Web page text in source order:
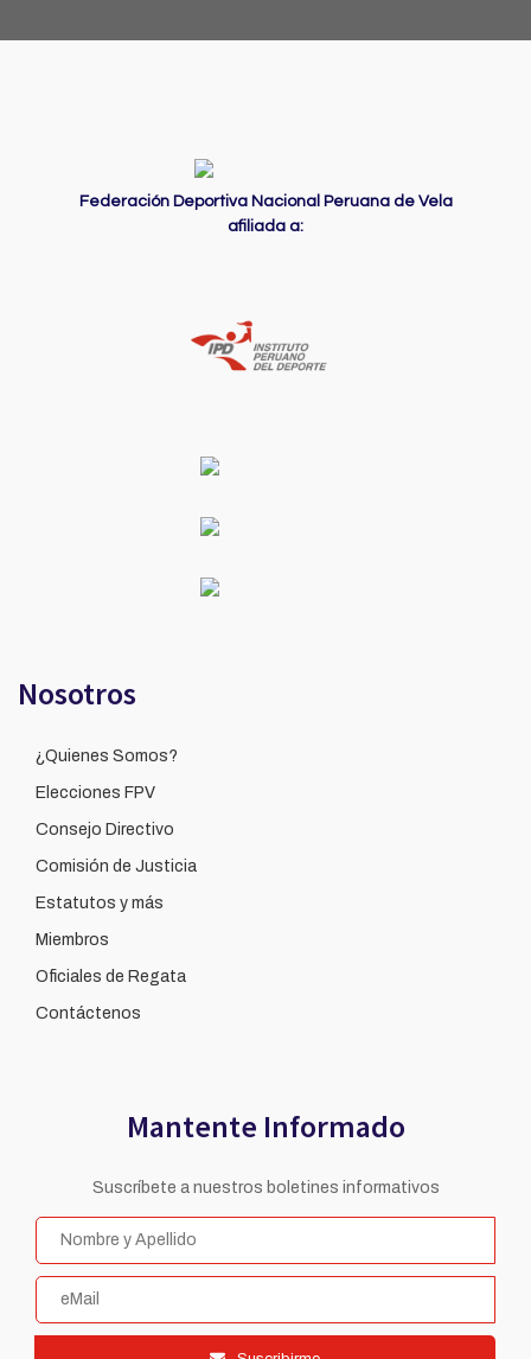
Federación Deportiva Nacional Peruana de Vela
afiliada a:
Nosotros
¿Quienes Somos?
Elecciones FPV
Consejo Directivo
Comisión de Justicia
Estatutos y más
Miembros
Oficiales de Regata
Contáctenos
Mantente Informado
Suscríbete a nuestros boletines informativos